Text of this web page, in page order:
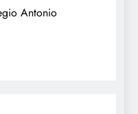
Antonio